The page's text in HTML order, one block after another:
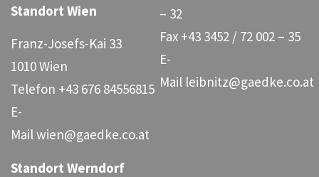
Standort Wien
Franz-Josefs-Kai 33
1010 Wien
Telefon +43 676 84556815
E-
Mailwien@gaedke.co.at
Standort Werndorf
– 32
Fax +43 3452 / 72 002 – 35
E-
Mail leibnitz@gaedke.co.at